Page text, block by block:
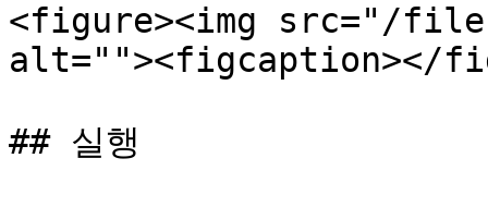
<figure><img src="/
alt=""><figcaption></
## 실행